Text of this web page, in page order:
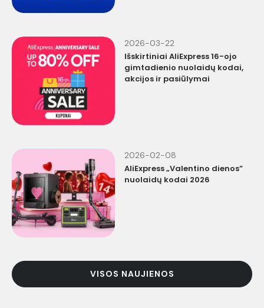
2026-03-22
Išskirtiniai AliExpress 16-ojo
gimtadienio nuolaidų kodai,
akcijos ir pasiūlymai
2026-02-08
AliExpress „Valentino dienos”
nuolaidų kodai 2026
VISOS NAUJIENOS